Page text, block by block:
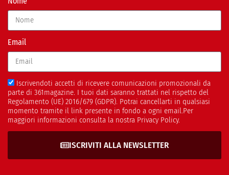
Email
Iscrivendoti accetti di ricevere comunicazioni promozionali da
parte di 361magazine. I tuoi dati saranno trattati nel rispetto del
Regolamento (UE) 2016/679 (GDPR). Potrai cancellarti in qualsiasi
momento tramite il link presente in fondo a ogni email.Per
maggiori informazioni consulta la nostra Privacy Policy.
ISCRIVITI ALLA NEWSLETTER